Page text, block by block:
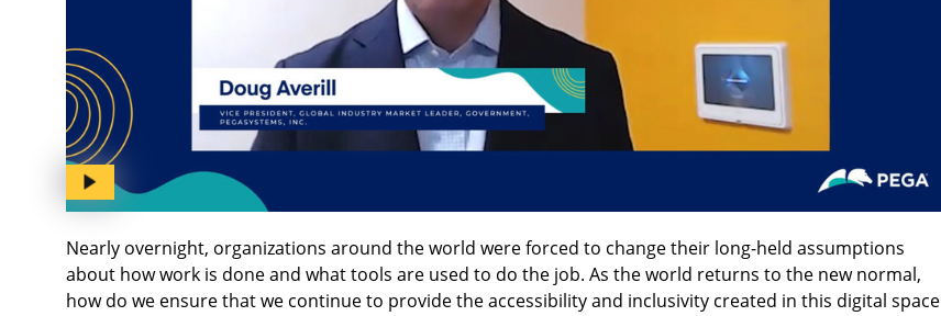
Nearly overnight, organizations around the world were forced to change their long-held assumptions
about how work is done and what tools are used to do the job. As the world returns to the new normal,
how do we ensure that we continue to provide the accessibility and inclusivity created in this digital space